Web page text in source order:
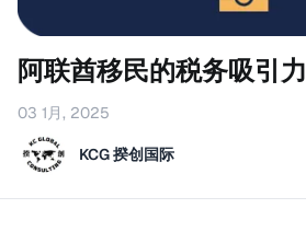
阿联酋移民的税务吸引力
03 1月, 2025
KCG 揆创国际